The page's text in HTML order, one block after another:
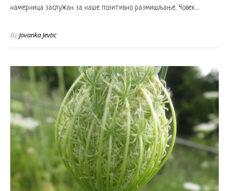
намерница заслужан за наше позитивно размишљање. Човек…
ByJovanka Jevtic